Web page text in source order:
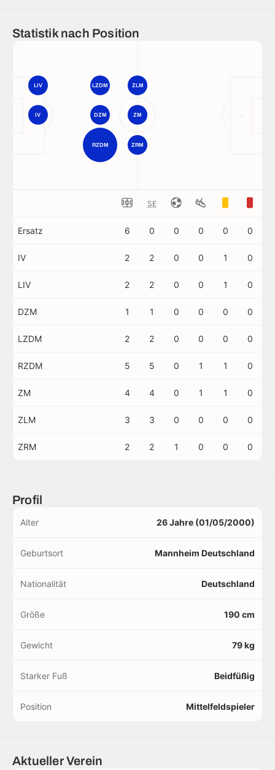
Statistik nach Position
RZDM
ZM
ZLM
IV
LIV LZDM
ZRM
DZM
SE
Ersatz 6 0 0 0 0 0
IV 2 2 0 0 1 0
LIV 2 2 0 0 1 0
DZM 1 1 0 0 0 0
LZDM 2 2 0 0 0 0
RZDM 5 5 0 1 1 0
ZM 4 4 0 1 1 0
ZLM 3 3 0 0 0 0
ZRM 2 2 1 0 0 0
Profil
Alter 26 Jahre (01/05/2000)
Geburtsort Mannheim Deutschland
Nationalität Deutschland
Größe 190 cm
Gewicht 79 kg
Starker Fuß Beidfüßig
Position Mittelfeldspieler
Aktueller Verein